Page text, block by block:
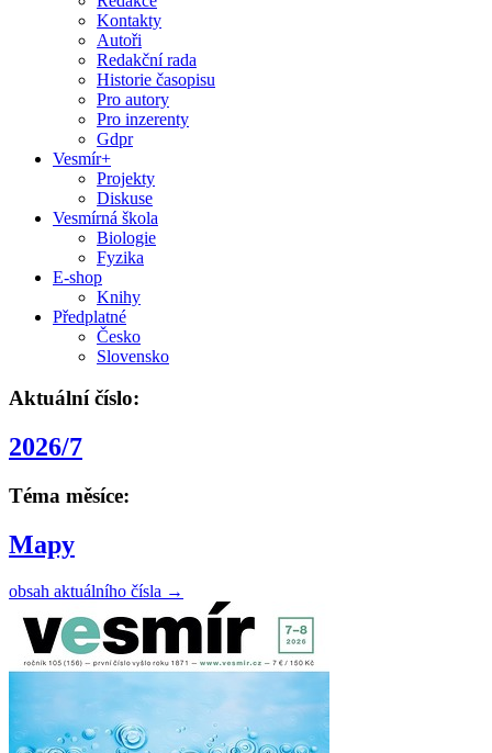
Kontakty
Autoři
Redakční rada
Historie časopisu
Pro autory
Pro inzerenty
Gdpr
Vesmír+
Projekty
Diskuse
Vesmírná škola
Biologie
Fyzika
E-shop
Knihy
Předplatné
Česko
Slovensko
Aktuální číslo:
2026/7
Téma měsíce:
Mapy
obsah aktuálního čísla →